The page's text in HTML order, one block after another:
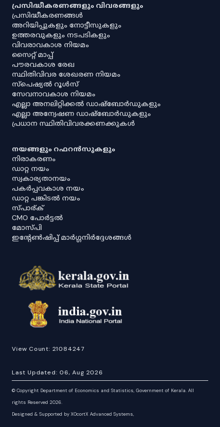
പ്രസിദ്ധീകരണങ്ങളും വിവരങ്ങളും
പ്രസിദ്ധീകരണങ്ങൾ
അറിയിപ്പുകളും നോട്ടീസുകളും
ഉത്തരവുകളും നടപടികളും
വിവരാവകാശ നിയമം
സൈറ്റ് മാപ്പ്
പൗരവകാശ രേഖ
സ്ഥിതിവിവര ശേഖരണ നിയമം
സ്‌പെഷ്യൽ റൂൾസ്
സേവനാവകാശ നിയമം
എല്ലാ അനലിറ്റിക്കൽ ഡാഷ്‌ബോർഡുകളും
എല്ലാ അന്വേഷണ ഡാഷ്‌ബോർഡുകളും
പ്രധാന സ്ഥിതിവിവരക്കണക്കുകൾ
നയങ്ങളും റഫറൻസുകളും
നിരാകരണം
ഡാറ്റ നയം
സ്വകാര്യതാനയം
പകർപ്പവകാശ നയം
ഡാറ്റ പങ്കിടൽ നയം
സ്പാര്ക്
CMO പോർട്ടൽ
മോസ്പി
ഇൻ്റേൺഷിപ്പ് മാർഗ്ഗനിർദ്ദേശങ്ങൾ
View Count: 21084247
Last Updated:06, Aug 2026
© Copyright Department of Economics and Statistics, Government of Kerala. All
rights Reserved 2026.
Designed & Supported by XOcortX Advanced Systems,